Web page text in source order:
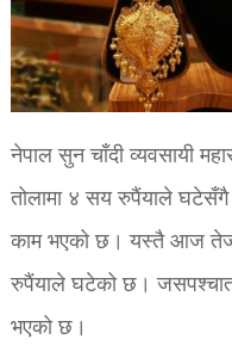
नेपाल सुन चाँदी व्यवसायी
तोलामा ४ सय रुपैंयाले
काम भएको छ। यस्तै आज
रुपैंयाले घटेको छ।
भएको छ।